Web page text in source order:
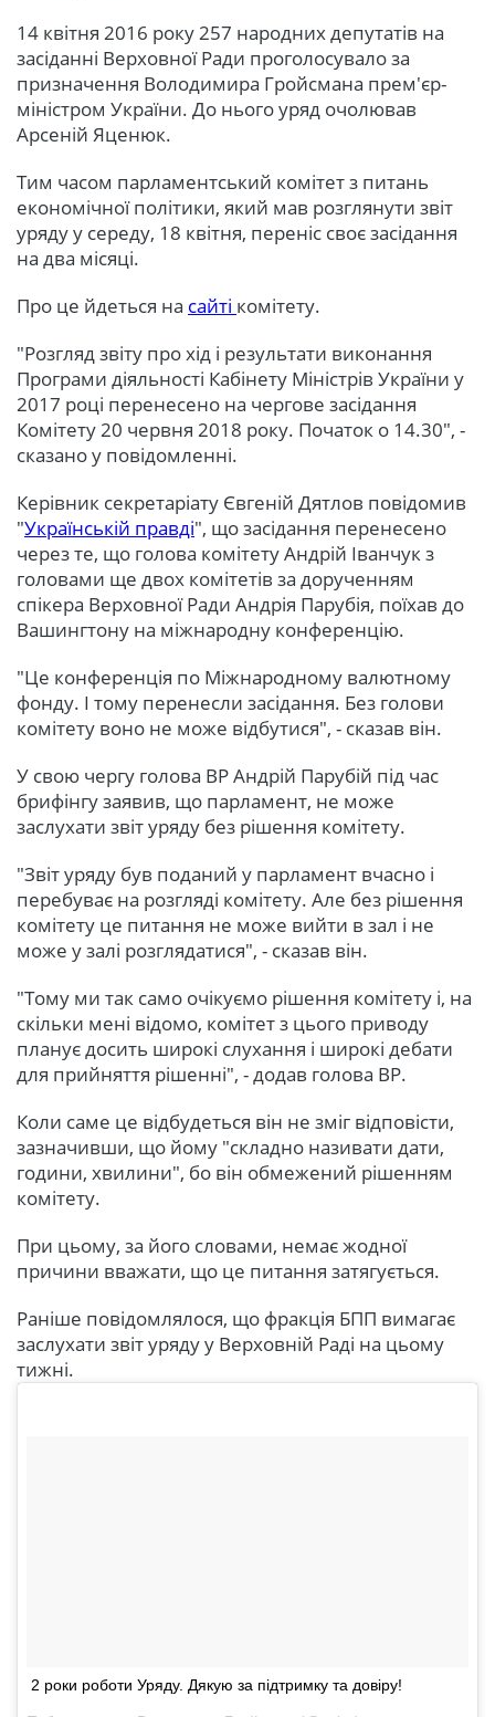
14 квітня 2016 року 257 народних депутатів на
засіданні Верховної Ради проголосувало за
призначення Володимира Гройсмана прем'єр-
міністром України. До нього уряд очолював
Арсеній Яценюк.
Тим часом парламентський комітет з питань
економічної політики, який мав розглянути звіт
уряду у середу, 18 квітня, переніс своє засідання
на два місяці.
Про це йдеться на сайті комітету.
"Розгляд звіту про хід і результати виконання
Програми діяльності Кабінету Міністрів України у
2017 році перенесено на чергове засідання
Комітету 20 червня 2018 року. Початок о 14.30", -
сказано у повідомленні.
Керівник секретаріату Євгеній Дятлов повідомив
"Українській правді", що засідання перенесено
через те, що голова комітету Андрій Іванчук з
головами ще двох комітетів за дорученням
спікера Верховної Ради Андрія Парубія, поїхав до
Вашингтону на міжнародну конференцію.
"Це конференція по Міжнародному валютному
фонду. І тому перенесли засідання. Без голови
комітету воно не може відбутися", - сказав він.
У свою чергу голова ВР Андрій Парубій під час
брифінгу заявив, що парламент, не може
заслухати звіт уряду без рішення комітету.
"Звіт уряду був поданий у парламент вчасно і
перебуває на розгляді комітету. Але без рішення
комітету це питання не може вийти в зал і не
може у залі розглядатися", - сказав він.
"Тому ми так само очікуємо рішення комітету і, на
скільки мені відомо, комітет з цього приводу
планує досить широкі слухання і широкі дебати
для прийняття рішенні", - додав голова ВР.
Коли саме це відбудеться він не зміг відповісти,
зазначивши, що йому "складно називати дати,
години, хвилини", бо він обмежений рішенням
комітету.
При цьому, за його словами, немає жодної
причини вважати, що це питання затягується.
Раніше повідомлялося, що фракція БПП вимагає
заслухати звіт уряду у Верховній Раді на цьому
тижні.
2 роки роботи Уряду. Дякую за підтримку та довіру!